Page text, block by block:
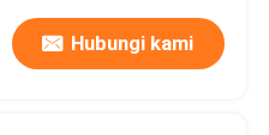
Hubungi kami